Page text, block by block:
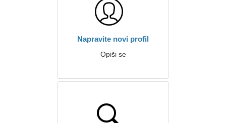
Napravite novi profil
Opiši se